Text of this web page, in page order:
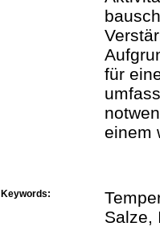
für
einem
Keywords:
Salze,